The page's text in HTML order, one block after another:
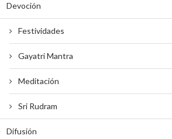
Devoción
Festividades
Gayatri Mantra
Meditación
Sri Rudram
Difusión